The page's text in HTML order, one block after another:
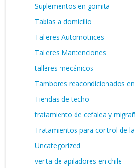
Suplementos en gomita
Tablas a domicilio
Talleres Automotrices
Talleres Mantenciones
talleres mecánicos
Tambores reacondicionados en
Tiendas de techo
tratamiento de cefalea y
Tratamientos para control de la
Uncategorized
venta de apiladores en chile